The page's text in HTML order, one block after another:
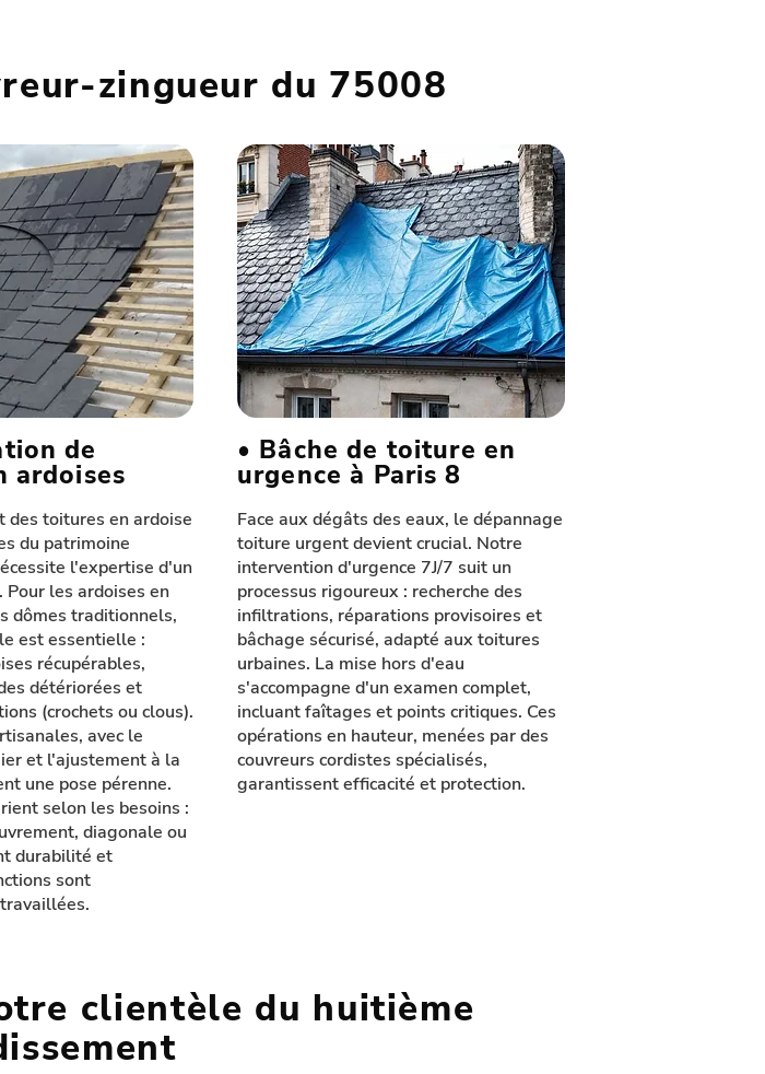
zingueur du 75008
de
ardoises
des toitures en ardoise
du patrimoine
l'expertise d'un
les ardoises en
dômes traditionnels,
est essentielle :
récupérables,
détériorées et
(crochets ou clous).
avec le
et l'ajustement à la
une pose pérenne.
selon les besoins :
diagonale ou
durabilité et
sont
• Bâche de toiture en
urgence à Paris 8
Face aux dégâts des eaux, le dépannage
toiture urgent devient crucial. Notre
intervention d'urgence 7J/7 suit un
processus rigoureux : recherche des
infiltrations, réparations provisoires et
bâchage sécurisé, adapté aux toitures
urbaines. La mise hors d'eau
s'accompagne d'un examen complet,
incluant faîtages et points critiques. Ces
opérations en hauteur, menées par des
couvreurs cordistes spécialisés,
garantissent efficacité et protection.
clientèle du huitième